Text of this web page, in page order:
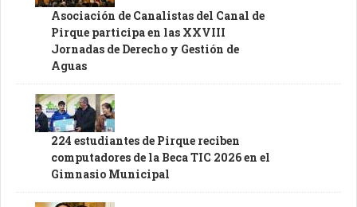
Asociación de Canalistas del Canal de
Pirque participa en las XXVIII
Jornadas de Derecho y Gestión de
Aguas
224 estudiantes de Pirque reciben
computadores de la Beca TIC 2026 en el
Gimnasio Municipal